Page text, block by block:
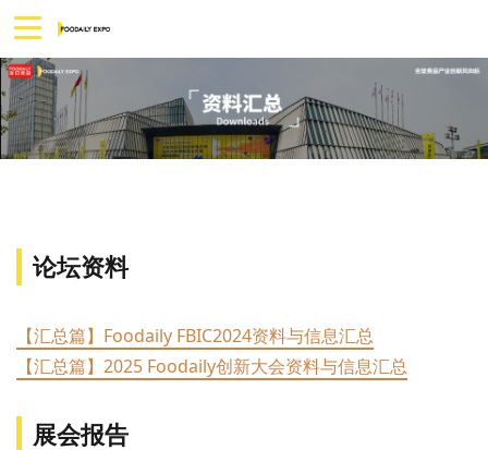
论坛资料
【汇总篇】Foodaily FBIC2024资料与信息汇总
【汇总篇】2025 Foodaily创新大会资料与信息汇总
展会报告